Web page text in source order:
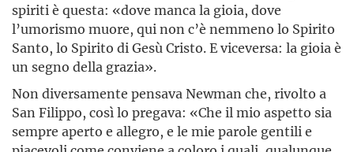
spiriti è questa: «dove manca la gioia, dove
l’umorismo muore, qui non c’è nemmeno lo Spirito
Santo, lo Spirito di Gesù Cristo. E viceversa: la gioia è
un segno della grazia».
Non diversamente pensava Newman che, rivolto a
San Filippo, così lo pregava: «Che il mio aspetto sia
sempre aperto e allegro, e le mie parole gentili e